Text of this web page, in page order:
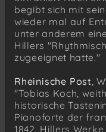
begibt sich mit
wieder mal auf
unter anderem
Hillers
zugeeignet hatte."
Rheinische Post ,
"Tobias Koch,
historische
Pianoforte der
1842. Hillers